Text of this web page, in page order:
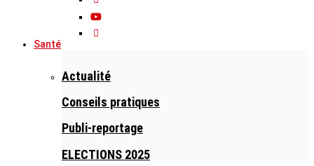
Santé
Actualité
Conseils pratiques
Publi-reportage
ELECTIONS 2025